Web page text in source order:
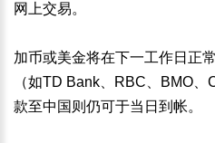
网上交易。
加币或美金将在下一工作日正
（如TD Bank、RBC、BMO、
款至中国则仍可于当日到帐。